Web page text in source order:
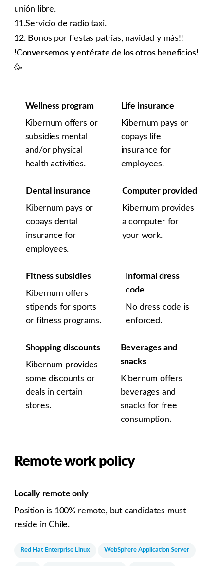
unión libre.
11.Servicio de radio taxi.
12. Bonos por fiestas patrias, navidad y más!!
!Conversemos y entérate de los otros beneficios!
🥳
Wellness program
Kibernum offers or
subsidies mental
and/or physical
health activities.
Life insurance
Kibernum pays or
copays life
insurance for
employees.
Dental insurance
Kibernum pays or
copays dental
insurance for
employees.
Computer provided
Kibernum provides
a computer for
your work.
Fitness subsidies
Kibernum offers
stipends for sports
or fitness programs.
Informal dress
code
No dress code is
enforced.
Shopping discounts
Kibernum provides
some discounts or
deals in certain
stores.
Beverages and
snacks
Kibernum offers
beverages and
snacks for free
consumption.
Remote work policy
Locally remote only
Position is 100% remote, but candidates must
reside in Chile.
Red Hat Enterprise Linux WebSphere Application Server